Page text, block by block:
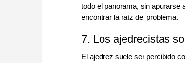
todo el panorama, sin apurarse
encontrar la raíz del problema.
7. Los ajedrecistas
El ajedrez suele ser percibido